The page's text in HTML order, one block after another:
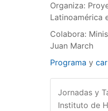
Organiza:
Latinoamérica
Colabora:
Juan March
Programa y
Jornadas y
Instituto de